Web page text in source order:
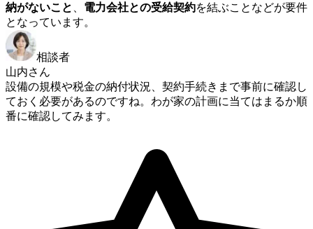
納がないこと
電力会社との受給契約を結ぶことなどが要件
となっています。
相談者
山内さん
設備の規模や税金の納付状況、契約手続きまで事前に確認し
ておく必要があるのですね。わが家の計画に当てはまるか順
番に確認してみます。